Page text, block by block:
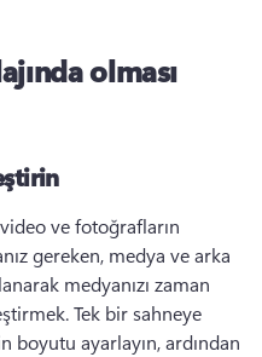
olması
ve fotoğrafların
gereken, medya ve arka
medyanızı zaman
Tek bir sahneye
boyutu ayarlayın, ardından